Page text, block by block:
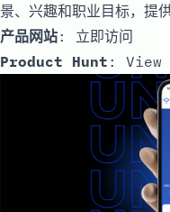
景、兴趣和职业目标，提
产品网站: 立即访问
Product Hunt : View